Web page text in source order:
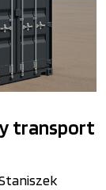
transport